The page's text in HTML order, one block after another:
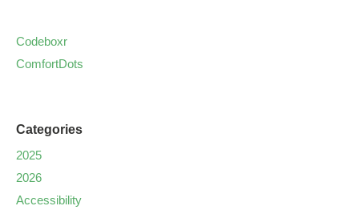
Codeboxr
ComfortDots
Categories
2025
2026
Accessibility